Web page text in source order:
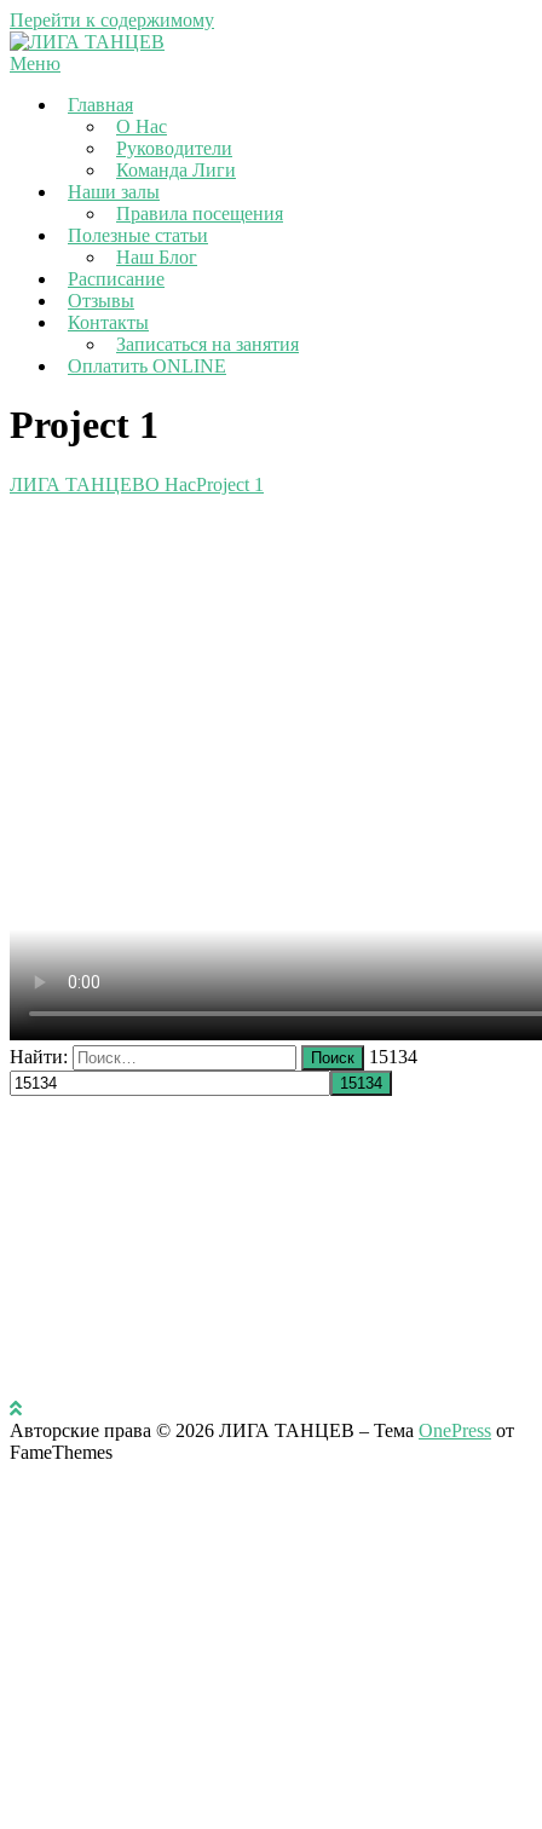
Перейти к содержимому
Меню
Главная
О Нас
Руководители
Команда Лиги
Наши залы
Правила посещения
Полезные статьи
Наш Блог
Расписание
Отзывы
Контакты
Записаться на занятия
Оплатить ONLINE
Project 1
ЛИГА ТАНЦЕВО НасProject 1
Найти: 15134
Авторские права © 2026 ЛИГА ТАНЦЕВ – Тема OnePress от
FameThemes